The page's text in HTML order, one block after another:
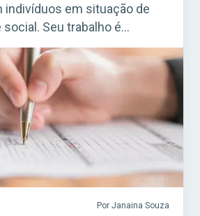
indivíduos em situação de
Seu trabalho é
de assistência
por prefeituras e governos,
em Centros de Referência de
(CRAS) e em projetos
(Sistema Único de
Acesse agora o […]
Por Janaina Souza